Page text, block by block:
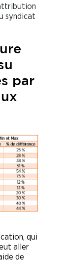
syndicat
par
qui
aller
de